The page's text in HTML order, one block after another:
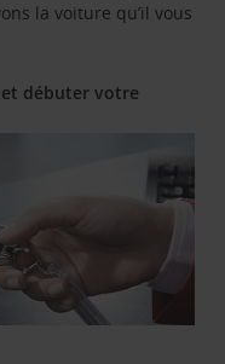
la voiture qu’il vous
débuter votre